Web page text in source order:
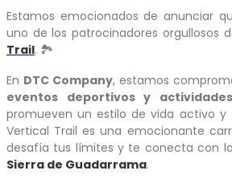
Estamos emocionados de anunciar
uno de los patrocinadores orgullosos
Trail. 🏞️
En DTC Company, estamos
eventos deportivos y
promueven un estilo de vida activo y
Vertical Trail es una emocionante
desafía tus límites y te conecta con
Sierra de Guadarrama.